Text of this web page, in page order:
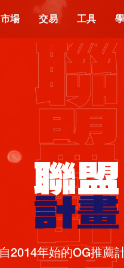
市場 交易 工具
聯盟
計畫
聯
盟
計
自2014年始的OG推薦